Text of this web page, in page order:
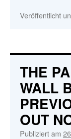
Veröffentlicht
THE
WALL
OUT
Publiziert am